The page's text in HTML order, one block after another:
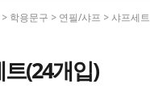
> 학용문구 > 연필/샤프 > 샤프세트
(24개입)